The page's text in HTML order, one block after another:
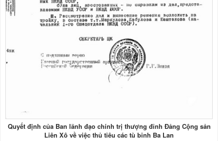
Quyết định của Ban lãnh đạo chính trị thượng đỉnh Đảng Cộng sản
Liên Xô về việc thủ tiêu các tù binh Ba Lan